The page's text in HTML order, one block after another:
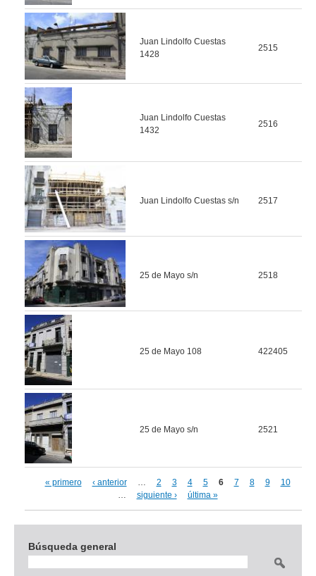
Juan Lindolfo Cuestas
1428
2515
Juan Lindolfo Cuestas
1432
2516
Juan Lindolfo Cuestas s/n 2517
25 de Mayo s/n 2518
25 de Mayo 108 422405
25 de Mayo s/n 2521
Páginas
« primero ‹ anterior … 2 3 4 5 6 7 8 9
10
…
siguiente › última »
Búsqueda general